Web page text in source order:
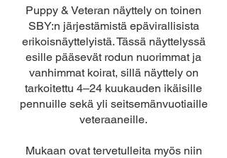
Puppy & Veteran näyttely on toinen
SBY:n järjestämistä epävirallisista
erikoisnäyttelyistä. Tässä näyttelyssä
esille pääsevät rodun nuorimmat ja
vanhimmat koirat, sillä näyttely on
tarkoitettu 4–24 kuukauden ikäisille
pennuille sekä yli seitsemänvuotiaille
veteraaneille.
Mukaan ovat tervetulleita myös niin